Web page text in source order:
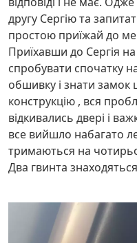
другу Сергію та
простою приїжай до
Приїхавши до Сергія
спробувати спочатку
обшивку і знати
конструкцію , вся
відкивались двері і
все вийшло набагато
тримаються на
Два гвинта